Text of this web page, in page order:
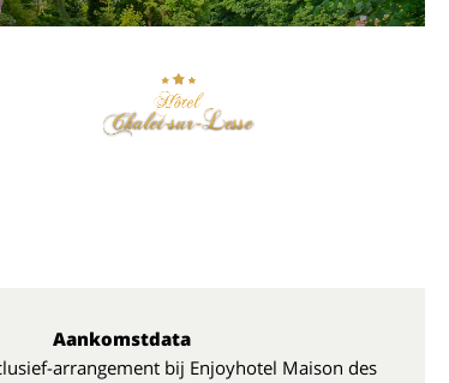
Aankomstdata
arrangement bij Enjoyhotel Maison des